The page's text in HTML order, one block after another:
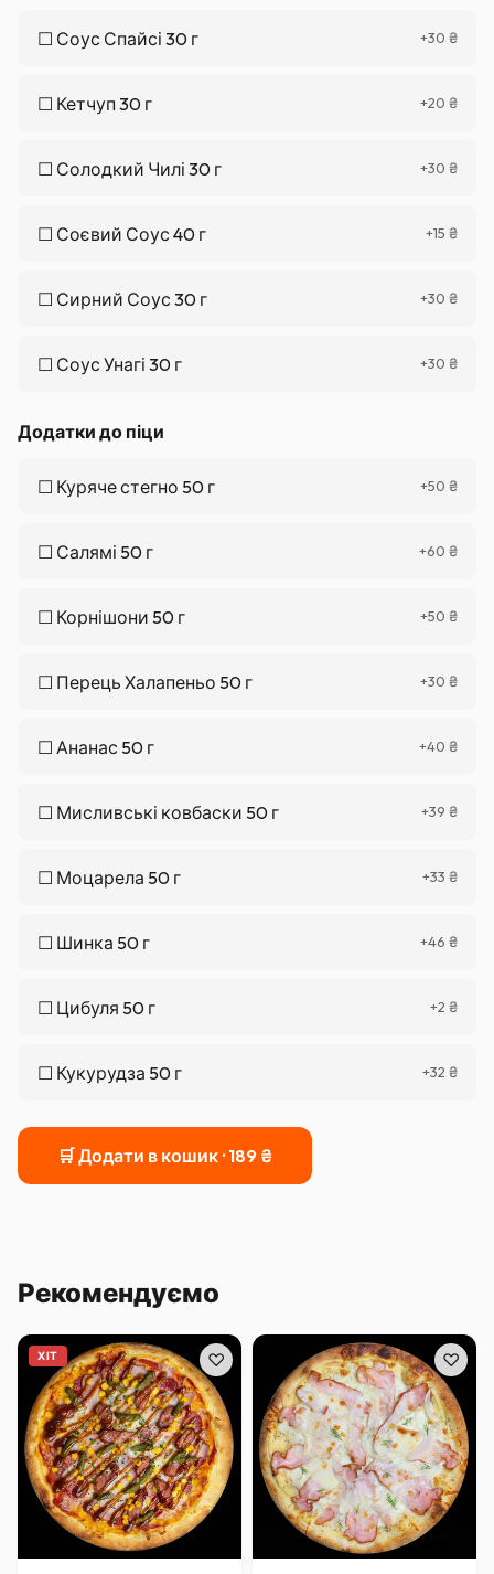
☐ Соус Спайсі 30 г +30 ₴
☐ Кетчуп 30 г +20 ₴
☐ Солодкий Чилі 30 г +30 ₴
☐ Соєвий Соус 40 г +15 ₴
☐ Сирний Соус 30 г +30 ₴
☐ Соус Унагі 30 г +30 ₴
Додатки до піци
☐ Куряче стегно 50 г +50 ₴
☐ Салямі 50 г +60 ₴
☐ Корнішони 50 г +50 ₴
☐ Перець Халапеньо 50 г +30 ₴
☐ Ананас 50 г +40 ₴
☐ Мисливські ковбаски 50 г +39 ₴
☐ Моцарела 50 г +33 ₴
☐ Шинка 50 г +46 ₴
☐ Цибуля 50 г +2 ₴
☐ Кукурудза 50 г +32 ₴
🛒 Додати в кошик ·189 ₴
Рекомендуємо
♡
ХІТ ♡